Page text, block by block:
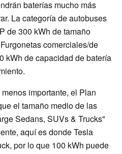
baterías mucho más
La categoría de autobuses
de 300 kWh de tamaño
comerciales/de
kWh de capacidad de batería
importante, el Plan
el tamaño medio de las
Sedans, SUVs & Trucks"
aquí es donde Tesla
por lo que 100 kWh puede